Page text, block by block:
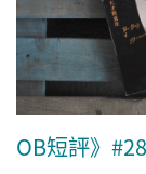
OB短評》